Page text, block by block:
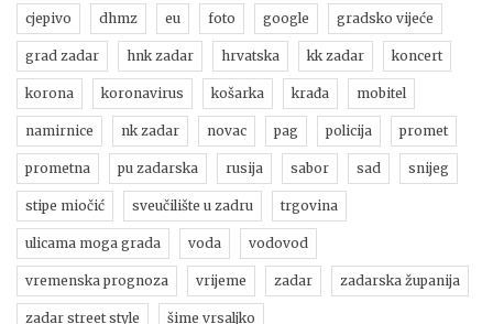
cjepivo dhmz eu foto google gradsko vijeće
grad zadar hnk zadar hrvatska kk zadar koncert
korona koronavirus košarka krađa mobitel
namirnice nk zadar novac pag policija promet
prometna pu zadarska rusija sabor sad snijeg
stipe miočić sveučilište u zadru trgovina
ulicama moga grada voda vodovod
vremenska prognoza vrijeme zadar zadarska županija
zadar street style šime vrsaljko